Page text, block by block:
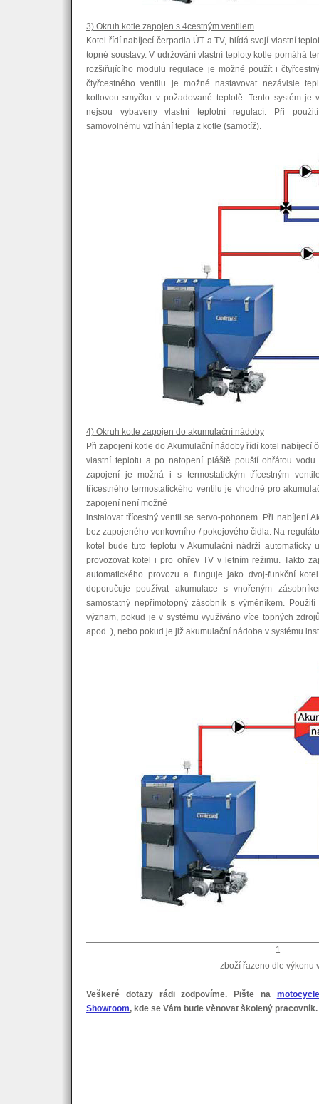
3) Okruh kotle zapojen s 4cestným ventilem
Kotel řídí nabíjecí čerpadla ÚT a TV, hlídá svojí vlastní
topné soustavy. V udržování vlastní teploty kotle pomáhá
rozšiřujícího modulu regulace je možné použít i
čtyřcestného ventilu je možné nastavovat nezávisle
kotlovou smyčku v požadované teplotě. Tento systém
nejsou vybaveny vlastní teplotní regulací. Při
samovolnému vzlínání tepla z kotle (samotíž).
4) Okruh kotle zapojen do akumulační nádoby
Při zapojení kotle do Akumulační nádoby řídí kotel nabíjecí
vlastní teplotu a po natopení pláště pouští ohřátou
zapojení je možná i s termostatickým třícestným
třícestného termostatického ventilu je vhodné pro
zapojení není možné
instalovat třícestný ventil se servo-pohonem. Při nabíjení
bez zapojeného venkovního / pokojového čidla. Na
kotel bude tuto teplotu v Akumulační nádrži automaticky
provozovat kotel i pro ohřev TV v letním režimu. Takto
automatického provozu a funguje jako dvoj-funkční
doporučuje používat akumulace s vnořeným
samostatný nepřímotopný zásobník s výměníkem.
význam, pokud je v systému využíváno více topných
apod..), nebo pokud je již akumulační nádoba v systému
1
zboží řazeno dle výkonu
Veškeré dotazy rádi zodpovíme. Pište na
Showroom, kde se Vám bude věnovat školený pracovník.